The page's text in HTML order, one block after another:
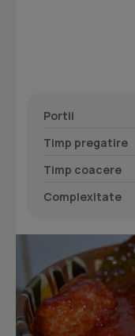
Portii
Timp pregatire
Timp coacere
Complexitate